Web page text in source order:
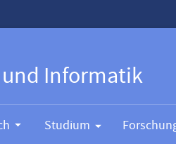
Informatik
Studium